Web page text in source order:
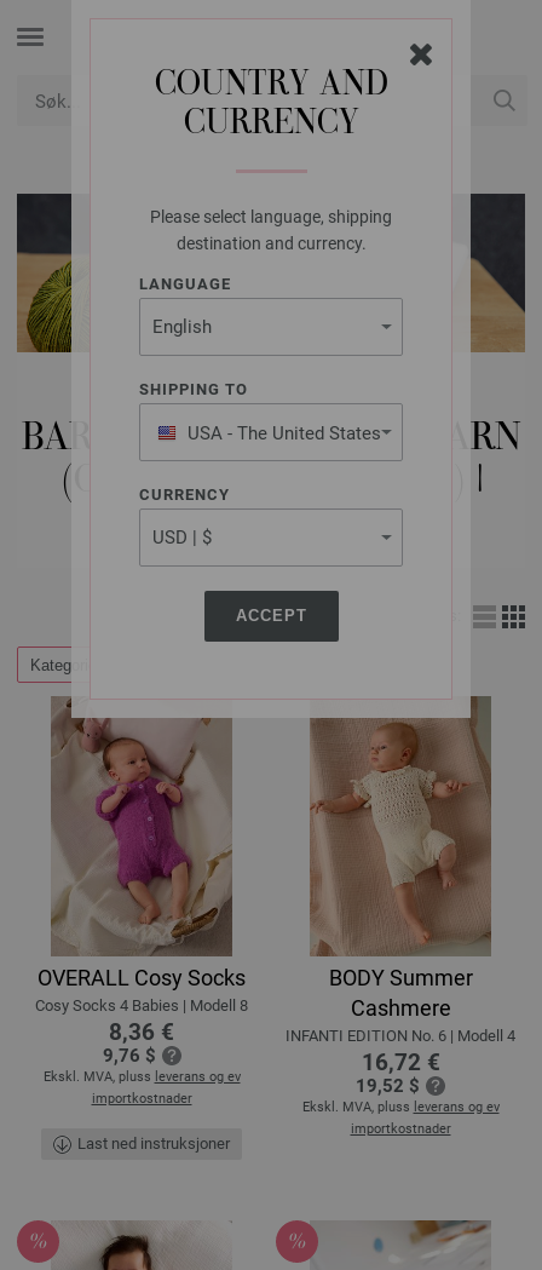
COUNTRY AND
CURRENCY
Please select language, shipping
destination and currency.
LANGUAGE
SHIPPING TO
USA - The United States
of America
CURRENCY
ACCEPT
MODELLPAKKE
BARN | BABYER & SPEDBARN
(OP TIL STØRRELSE 98) |
SPARKEBUKSE
Kategorier
OVERALL Cosy Socks
Cosy Socks 4 Babies | Modell 8
8,36 €
9,76 $
Ekskl. MVA, pluss leverans og ev
importkostnader
Last ned instruksjoner
BODY Summer
Cashmere
INFANTI EDITION No. 6 | Modell 4
16,72 €
19,52 $
Ekskl. MVA, pluss leverans og ev
importkostnader